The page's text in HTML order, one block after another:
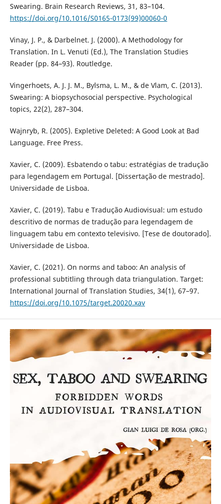
Swearing. Brain Research Reviews, 31, 83–104.
https://doi.org/10.1016/S0165-0173(99)00060-0
Vinay, J. P., & Darbelnet. J. (2000). A Methodology for
Translation. In L. Venuti (Ed.), The Translation Studies
Reader (pp. 84–93). Routledge.
Vingerhoets, A. J. J. M., Bylsma, L. M., & de Vlam, C. (2013).
Swearing: A biopsychosocial perspective. Psychological
topics, 22(2), 287–304.
Wajnryb, R. (2005). Expletive Deleted: A Good Look at Bad
Language. Free Press.
Xavier, C. (2009). Esbatendo o tabu: estratégias de tradução
para legendagem em Portugal. [Dissertação de mestrado].
Universidade de Lisboa.
Xavier, C. (2019). Tabu e Tradução Audiovisual: um estudo
descritivo de normas de tradução para legendagem de
linguagem tabu em contexto televisivo. [Tese de doutorado].
Universidade de Lisboa.
Xavier, C. (2021). On norms and taboo: An analysis of
professional subtitling through data triangulation. Target:
International Journal of Translation Studies, 34(1), 67–97.
https://doi.org/10.1075/target.20020.xav